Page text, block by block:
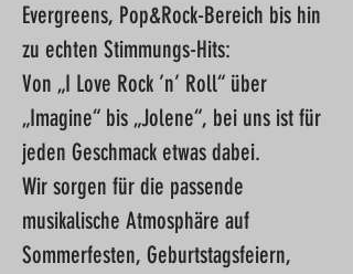
Evergreens, Pop&Rock-Bereich bis hin
zu echten Stimmungs-Hits:
Von „I Love Rock ’n’ Roll“ über
„Imagine“ bis „Jolene“, bei uns ist für
jeden Geschmack etwas dabei.
Wir sorgen für die passende
musikalische Atmosphäre auf
Sommerfesten, Geburtstagsfeiern,